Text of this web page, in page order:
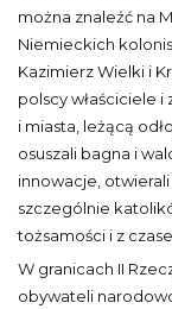
można znaleźć na
Niemieckich
Kazimierz Wielki i
polscy właściciele i
i miasta, leżącą
osuszali bagna i
innowacje, otwierali
szczególnie
tożsamości i z
W granicach II
obywateli